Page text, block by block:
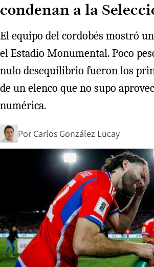
condenan a la
El equipo del cordobés mostró
el Estadio Monumental. Poco
nulo desequilibrio fueron los
de un elenco que no supo
numérica.
Por Carlos González Lucay